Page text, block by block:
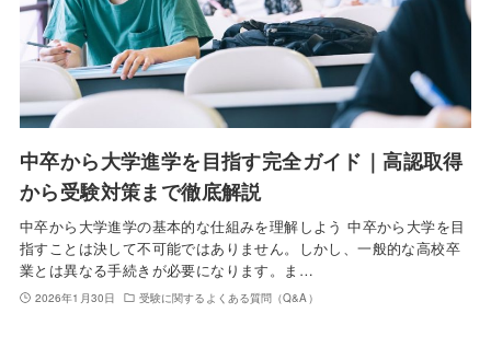
中卒から大学進学を目指す完全ガイド｜高認取得
から受験対策まで徹底解説
中卒から大学進学の基本的な仕組みを理解しよう 中卒から大学を目
指すことは決して不可能ではありません。しかし、一般的な高校卒
業とは異なる手続きが必要になります。ま…
2026年1月30日 受験に関するよくある質問（Q&A）